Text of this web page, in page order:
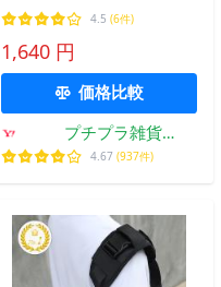
ち手カバー バッグ 肩パッ
ド 肩当て 肩紐 パッド 幅
広 /ナップサック用ショル
ダーパッド
4.5 (6件)
1,640 円
価格比較
プチプラ雑貨
RaraMart ララマート
4.67 (937件)